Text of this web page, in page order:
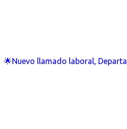
🌟Nuevo llamado laboral,